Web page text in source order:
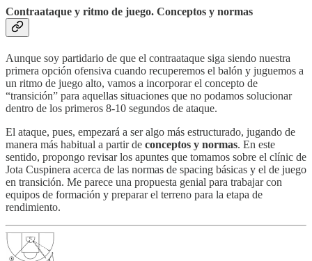
Contraataque y ritmo de juego. Conceptos y normas
Aunque soy partidario de que el contraataque siga siendo nuestra
primera opción ofensiva cuando recuperemos el balón y juguemos a
un ritmo de juego alto, vamos a incorporar el concepto de
“transición” para aquellas situaciones que no podamos solucionar
dentro de los primeros 8-10 segundos de ataque.
El ataque, pues, empezará a ser algo más estructurado, jugando de
manera más habitual a partir de conceptos y normas. En este
sentido, propongo revisar los apuntes que tomamos sobre el clínic de
Jota Cuspinera acerca de las normas de spacing básicas y el de juego
en transición. Me parece una propuesta genial para trabajar con
equipos de formación y preparar el terreno para la etapa de
rendimiento.